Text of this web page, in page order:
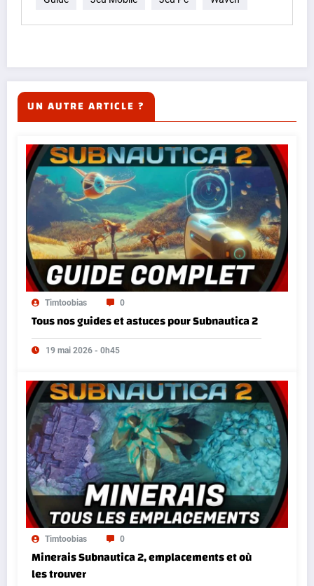
UN AUTRE ARTICLE ?
Timtoobias 0
Tous nos guides et astuces pour Subnautica 2
19 mai 2026 - 0h45
Timtoobias 0
Minerais Subnautica 2, emplacements et où
les trouver